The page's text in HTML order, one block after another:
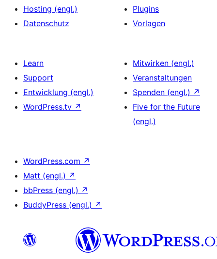
Hosting (engl.)
Datenschutz
Plugins
Vorlagen
Learn
Support
Entwicklung (engl.)
WordPress.tv ↗
Mitwirken (engl.)
Veranstaltungen
Spenden (engl.) ↗
Five for the Future
(engl.)
WordPress.com ↗
Matt (engl.) ↗
bbPress (engl.) ↗
BuddyPress (engl.) ↗